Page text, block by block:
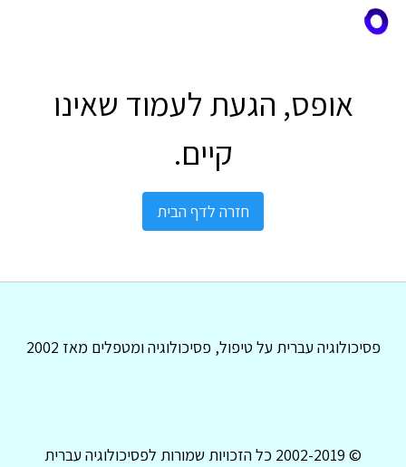
אופס, הגעת לעמוד שאינו
קיים.
חזרה לדף הבית
פסיכולוגיה עברית על טיפול, פסיכולוגיה ומטפלים מאז 2002
© 2002-2019 כל הזכויות שמורות לפסיכולוגיה עברית